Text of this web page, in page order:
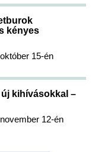
kényes
15-én
kihívásokkal –
12-én